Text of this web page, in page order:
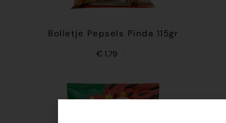
Bolletje Pepsels Pinda 115gr
€ 1,79